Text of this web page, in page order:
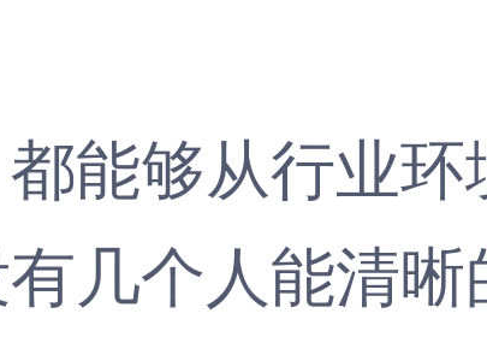
能够从行业环
几个人能清晰